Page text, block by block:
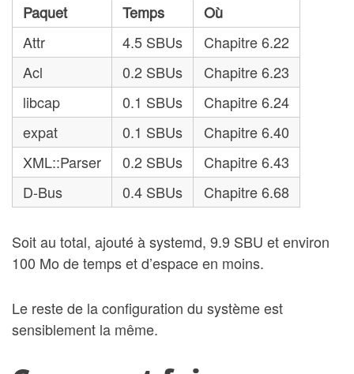
Paquet Temps
Où
Attr
4.5 SBUs
Chapitre 6.22
Acl
0.2 SBUs
Chapitre 6.23
libcap
0.1 SBUs
Chapitre 6.24
expat
0.1 SBUs
Chapitre 6.40
XML::Parser
0.2 SBUs
Chapitre 6.43
D-Bus
0.4 SBUs Chapitre 6.68
Soit au total, ajouté à systemd, 9.9 SBU et environ
100 Mo de temps et d’espace en moins.
Le reste de la configuration du système est
sensiblement la même.